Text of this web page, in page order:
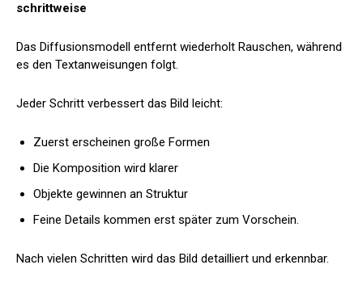
schrittweise
Das Diffusionsmodell entfernt wiederholt Rauschen, während
es den Textanweisungen folgt.
Jeder Schritt verbessert das Bild leicht:
Zuerst erscheinen große Formen
Die Komposition wird klarer
Objekte gewinnen an Struktur
Feine Details kommen erst später zum Vorschein.
Nach vielen Schritten wird das Bild detailliert und erkennbar.